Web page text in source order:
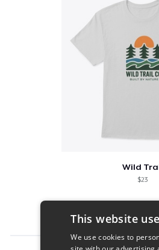
Wild
$23
This website
We use cookies to